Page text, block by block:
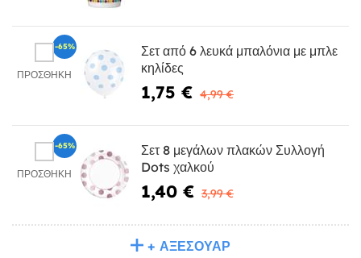
ΠΡΟΣΘΉΚΗ
Σετ από 6 λευκά μπαλόνια με μπλε
κηλίδες
1,75 € 4,99 €
-65%
ΠΡΟΣΘΉΚΗ
Σετ 8 μεγάλων πλακών Συλλογή
Dots χαλκού
1,40 € 3,99 €
-65%
+ ΑΞΕΣΟΥΆΡ